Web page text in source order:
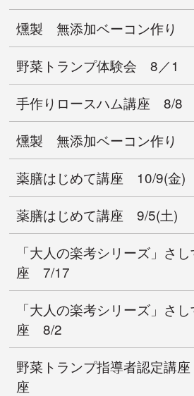
燻製 無添加ベーコン作り
野菜トランプ体験会 8／1
手作りロースハム講座 8/8
燻製 無添加ベーコン作り
薬膳はじめて講座 10/9(金)
薬膳はじめて講座 9/5(土)
「大人の楽考シリーズ」さ
座 7/17
「大人の楽考シリーズ」さ
座 8/2
野菜トランプ指導者認定講
座